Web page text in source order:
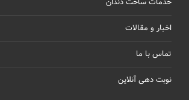
اخبار و مقالات
تماس با ما
نوبت دهی آنلاین